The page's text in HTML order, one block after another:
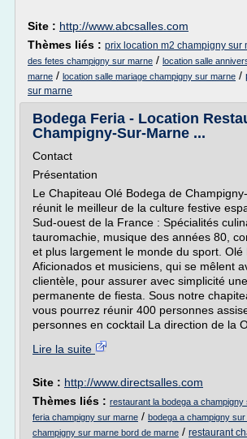
Site : http://www.abcsalles.com
Thèmes liés : prix location m2 champigny sur
des fetes champigny sur marne / location salle
marne / location salle mariage champigny sur marne /
sur marne
Bodega Feria - Location
Champigny-Sur-Marne ...
Contact
Présentation
Le Chapiteau Olé Bodega de
réunit le meilleur de la culture festive
Sud-ouest de la France : Spécialités
tauromachie, musique des années 80,
et plus largement le monde du sport. Olé
Aficionados et musiciens, qui se mêlent
clientèle, pour assurer avec simplicité
permanente de fiesta. Sous notre
vous pourrez réunir 400 personnes
personnes en cocktail La direction de la
Lire la suite
Site : http://www.directsalles.com
Thèmes liés : restaurant la bodega a champigny
feria champigny sur marne / bodega a champigny
champigny sur marne bord de marne / restaurant